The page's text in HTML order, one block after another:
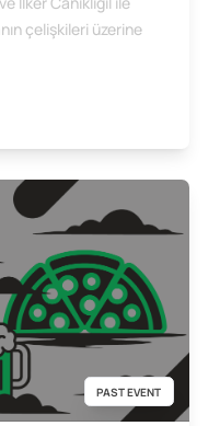
çelişkileri üzerine
PAST EVENT